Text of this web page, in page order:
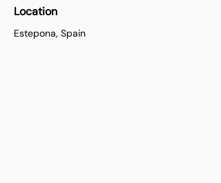
Location
Estepona, Spain